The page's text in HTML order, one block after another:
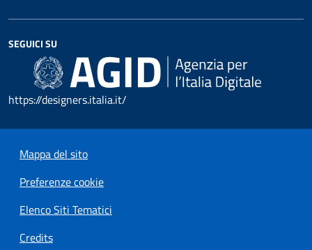
SEGUICI SU
https://designers.italia.it/
Mappa del sito
Preferenze cookie
Elenco Siti Tematici
Credits